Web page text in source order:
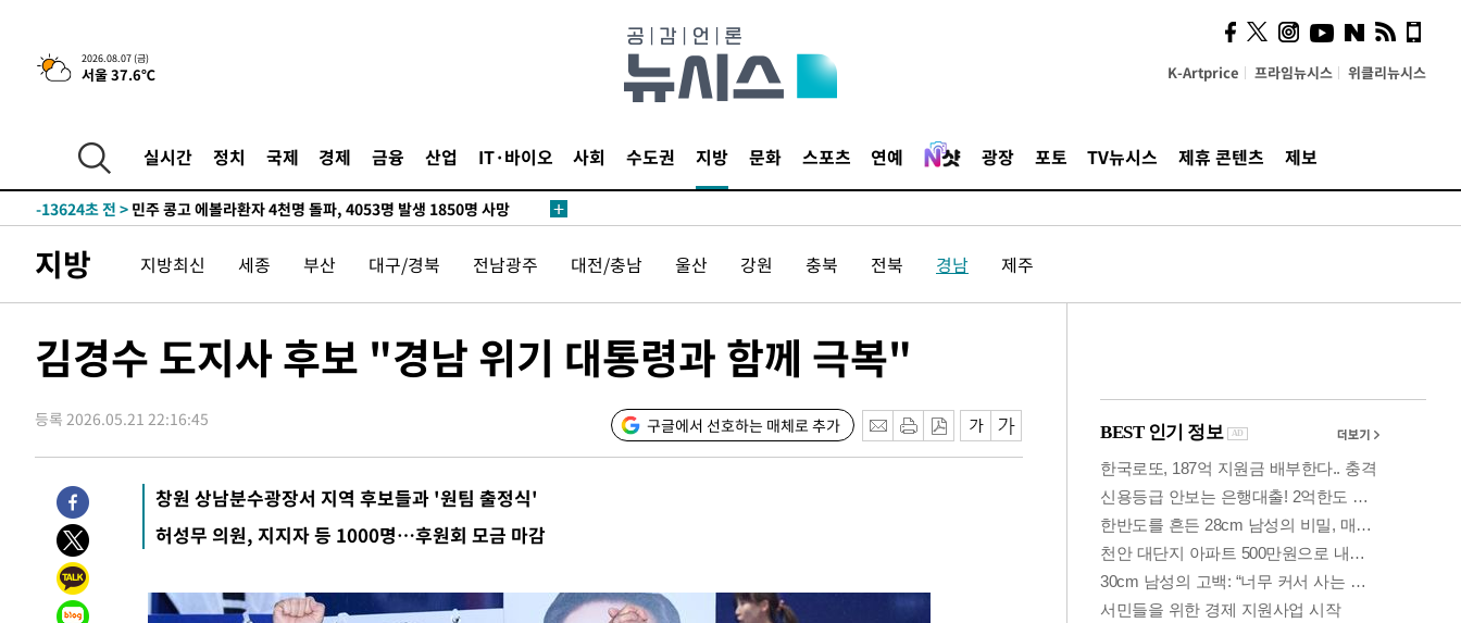
2026.08.07 (금)
서울 37.6℃ K-Artprice 프라임뉴시스 위클리뉴시스
실시간 정치 국제 경제 금융 산업 IT·바이오 사회 수도권 지방 문화 스포츠 연예 광장 포토 TV뉴시스 제휴 콘텐츠 제보
병태 후임
-24673초 전 >[속보]국힘 윤리위, '돌려차기 발언' 진종오·서범수 징계 절차 개시
-19998초 전 > [속보] 7월 중국 수출 23.9%↑ 수입 27.5%↑…무역총액
-17024초 전 >
[속보]종합특검, '관저이전 봐주기 감사' 유병호 구속기소
-13624초 전 >
-12874초 전 > [속보]'300억원대 사기 혐의' 차가원 대표 구속 송치
-10581초 전 >
[속보]경찰·노동부, HL만도 평택사업장 끼임 사망 관련 압수수색
-10462초 전 >[속보]합수본, '투표율 허위 입력' 중앙·서울·경기도 선관위 등 9곳
-10013초 전 >[속보]삼성전자·SK하이닉스 동반 강보합…1%대 상승 출발
-9967초 전 >[속보]코스피, 6300선 재탈환…1.09% 오른 6365.07 개장
-7132초 전 >시리아 다마스쿠스 교외에서 미니버스 폭발.. 14명 부상, 3명은 중태
-6430초 전 >
입추에도 극한더위…서울 낮 39도 '폭염중대경보'
-1394초 전 >
이란, 호르무즈서 "적국 목표물들"과 대치로 남부 케슘섬에서 두차
례 큰 폭발음
-30469초 전 >
[속보]종합특검, '계엄 수용공간 확보' 신용해 前교정본부장 기소
-29342초 전 >
-29313초 전 >
11시간 압수수색에 성접대 파문까지…'쑥대밭' 된 축구협회
지방 지방최신 세종 부산 대구/경북 전남광주 대전/충남 울산 강원 충북 전북 경남 제주
김경수 도지사 후보 "경남 위기 대통령과 함께 극복"
등록 2026.05.21 22:16:45 구글에서 선호하는 매체로 추가
창원 상남분수광장서 지역 후보들과 '원팀 출정식'
허성무 의원, 지지자 등 1000명…후원회 모금 마감
시, 스마트폰 액세서리에
NFC 더했다